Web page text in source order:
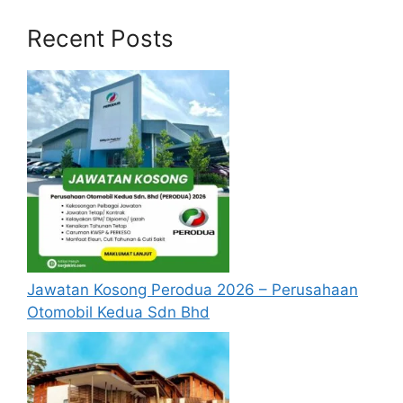
Malaysia (LGM)
Jawatan Kosong Guru SPP 2024 Dibuka
Syarat Asas Permohonan
Calon hendaklah warganegara Malaysia
berusia tidak kurang daripada 18 tahun
pada tarikh tutup permohonan jawatan.
Berkelayakan dan melepasi syarat-syarat
pelantikan yang telah ditetapkan bagi
setiap jawatan kosong di Personel
MySTEP KDN yang hendak dipohon. Sila
baca pada lampiran yang kami telah
sediakan seperti berikut.
Recent Posts
Jawatan Kosong Perodua 2026 – Perusahaan
Otomobil Kedua Sdn Bhd